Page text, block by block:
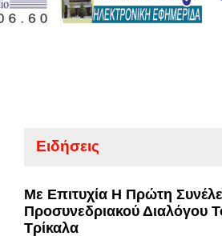
Ειδήσεις
Με Επιτυχία Η Πρώτη
Προσυνεδριακού Διαλόγου
Τρίκαλα